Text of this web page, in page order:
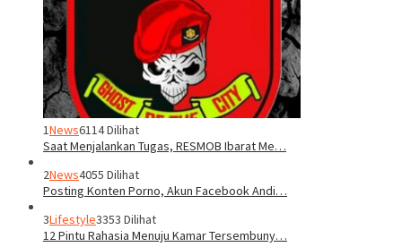
1News6114 Dilihat
Saat Menjalankan Tugas, RESMOB Ibarat Me…
2News4055 Dilihat
Posting Konten Porno, Akun Facebook Andi…
3Lifestyle3353 Dilihat
12 Pintu Rahasia Menuju Kamar Tersembuny…